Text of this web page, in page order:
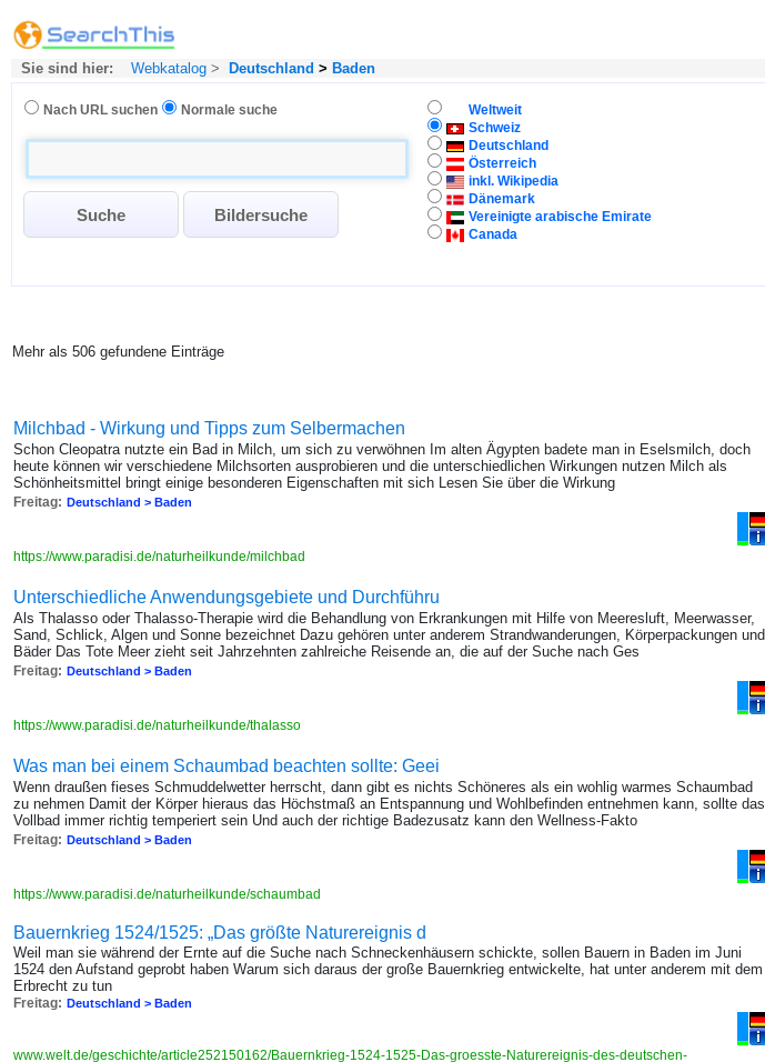
Sie sind hier: Webkatalog > Deutschland > Baden
Nach URL suchen Normale suche
Weltweit
Schweiz
Deutschland
Österreich
inkl. Wikipedia
Dänemark
Vereinigte arabische Emirate
Canada
Mehr als 506 gefundene Einträge
Milchbad - Wirkung und Tipps zum Selbermachen
Schon Cleopatra nutzte ein Bad in Milch, um sich zu verwöhnen Im alten Ägypten badete man in Eselsmilch, doch
heute können wir verschiedene Milchsorten ausprobieren und die unterschiedlichen Wirkungen nutzen Milch als
Schönheitsmittel bringt einige besonderen Eigenschaften mit sich Lesen Sie über die Wirkung
Freitag: Deutschland > Baden
https://www.paradisi.de/naturheilkunde/milchbad
Unterschiedliche Anwendungsgebiete und Durchführu
Als Thalasso oder Thalasso-Therapie wird die Behandlung von Erkrankungen mit Hilfe von Meeresluft, Meerwasser,
Sand, Schlick, Algen und Sonne bezeichnet Dazu gehören unter anderem Strandwanderungen, Körperpackungen und
Bäder Das Tote Meer zieht seit Jahrzehnten zahlreiche Reisende an, die auf der Suche nach Ges
Freitag: Deutschland > Baden
https://www.paradisi.de/naturheilkunde/thalasso
Was man bei einem Schaumbad beachten sollte: Geei
Wenn draußen fieses Schmuddelwetter herrscht, dann gibt es nichts Schöneres als ein wohlig warmes Schaumbad
zu nehmen Damit der Körper hieraus das Höchstmaß an Entspannung und Wohlbefinden entnehmen kann, sollte das
Vollbad immer richtig temperiert sein Und auch der richtige Badezusatz kann den Wellness-Fakto
Freitag: Deutschland > Baden
https://www.paradisi.de/naturheilkunde/schaumbad
Bauernkrieg 1524/1525: „Das größte Naturereignis d
Weil man sie während der Ernte auf die Suche nach Schneckenhäusern schickte, sollen Bauern in Baden im Juni
1524 den Aufstand geprobt haben Warum sich daraus der große Bauernkrieg entwickelte, hat unter anderem mit dem
Erbrecht zu tun
Freitag: Deutschland > Baden
www.welt.de/geschichte/article252150162/Bauernkrieg-1524-1525-Das-groesste-Naturereignis-des-deutschen-